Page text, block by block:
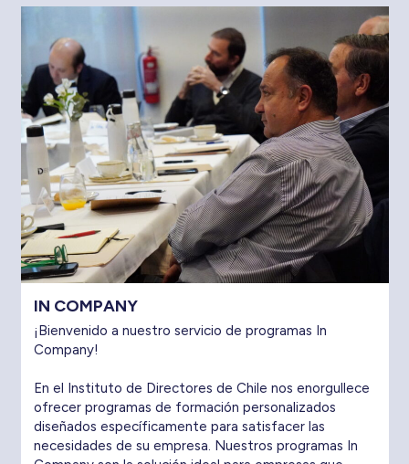
IN COMPANY
¡Bienvenido a nuestro servicio de programas In
Company!
En el Instituto de Directores de Chile nos enorgullece
ofrecer programas de formación personalizados
diseñados específicamente para satisfacer las
necesidades de su empresa. Nuestros programas In